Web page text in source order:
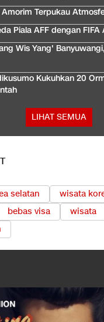
Terpukau
Piala AFF dengan FIFA
Wis Yang'
Kukuhkan 20
LIHAT SEMUA
selatan
wisata
bebas visa wisata